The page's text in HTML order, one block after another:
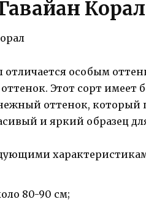
Корал
особым
Этот сорт
оттенок, который
и яркий образец
80-90 см;